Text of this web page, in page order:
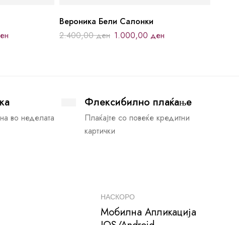
Вероника Бели Салонки
2.400,00ден 1.000,00 ден
во неделата
Флексибилно плаќање
Плаќајте со повеќе кредитни
картички
НАСКОРО
Мобилна Апликација